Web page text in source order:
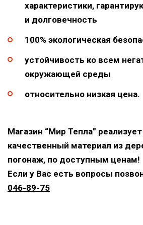
характеристики,
и долговечность
100% экологическая
устойчивость ко всем
окружающей среды
относительно низкая цена.
Магазин “Мир Тепла”
качественный материал из
погонаж, по доступным ценам!
Если у Вас есть вопросы
046-89-75